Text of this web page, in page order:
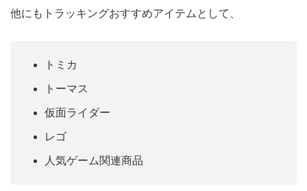
他にもトラッキングおすすめアイテムとして、
トミカ
トーマス
仮面ライダー
レゴ
人気ゲーム関連商品